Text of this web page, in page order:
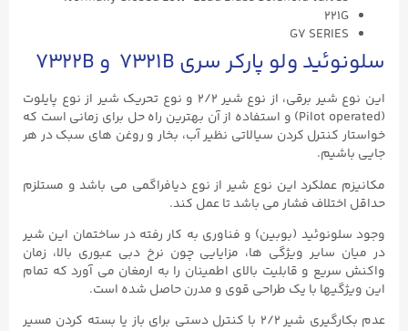
221G
G7 SERIES
سلونوئید ولو پارکر سری 7321B و 7322B
این نوع شیر برقی، از نوع شیر ۲/۲ و نوع تحریک شیر از نوع پایلوت
(Pilot operated) و استفاده از آن بهترین راه حل برای زمانی است که
خواستار کنترل کردن سیالاتی نظیر آب، بخار و روغن های سبک در هر
جایی باشیم.
مکانیزم عملکرد این نوع شیر از نوع دیافراگمی می باشد و مستلزم
حداقل اختلاف فشار می باشد تا عمل کند.
وجود سلونوئید (بوبین) و فناوری به کار رفته در ساختمان این شیر
در میان سایر ویژگی ها، مزایایی چون نرخ دبی عبوری بالا، زمان
واکنش سریع و قابلیت بالای اطمینان را به ارمغان می آورد که تمام
این ویژگیها با یک طراحی قوی و مدرن حاصل شده است.
عدم بکارگیری شیر ۲/۲ با کنترل دستی برای باز یا بسته کردن مسیر